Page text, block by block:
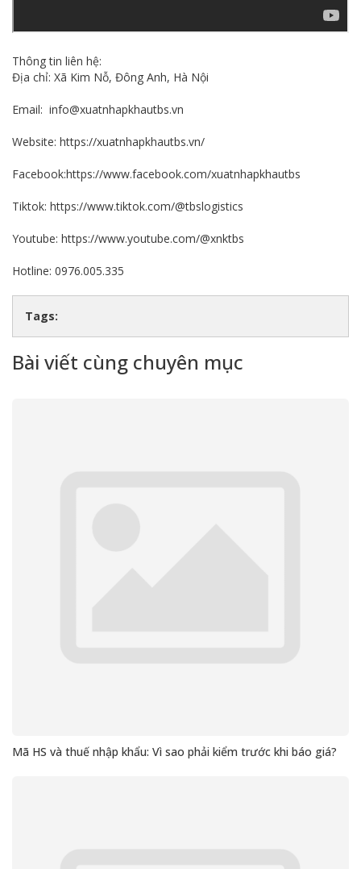
Thông tin liên hệ:
Địa chỉ: Xã Kim Nỗ, Đông Anh, Hà Nội
Email: info@xuatnhapkhautbs.vn
Website: https://xuatnhapkhautbs.vn/
Facebook:https://www.facebook.com/xuatnhapkhautbs
Tiktok: https://www.tiktok.com/@tbslogistics
Youtube: https://www.youtube.com/@xnktbs
Hotline: 0976.005.335
Tags:
Bài viết cùng chuyên mục
Mã HS và thuế nhập khẩu: Vì sao phải kiểm trước khi báo giá?